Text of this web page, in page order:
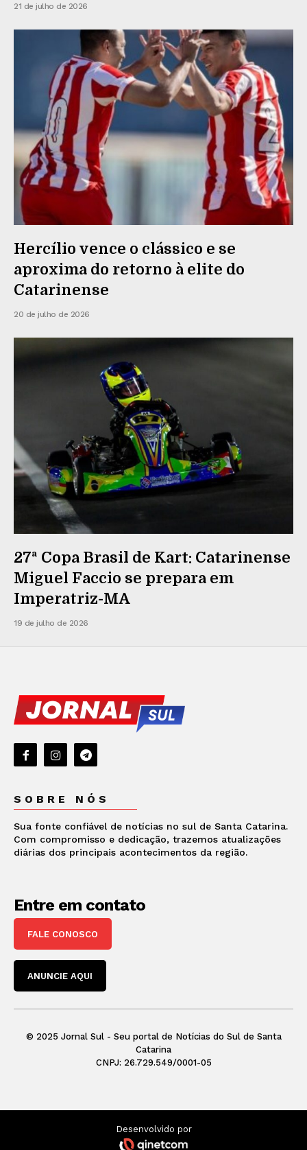
21 de julho de 2026
Hercílio vence o clássico e se
aproxima do retorno à elite do
Catarinense
20 de julho de 2026
27ª Copa Brasil de Kart: Catarinense
Miguel Faccio se prepara em
Imperatriz-MA
19 de julho de 2026
SOBRE NÓS
Sua fonte confiável de notícias no sul de Santa Catarina.
Com compromisso e dedicação, trazemos atualizações
diárias dos principais acontecimentos da região.
Entre em contato
FALE CONOSCO
ANUNCIE AQUI
© 2025 Jornal Sul - Seu portal de Notícias do Sul de Santa
Catarina
CNPJ: 26.729.549/0001-05
Desenvolvido por